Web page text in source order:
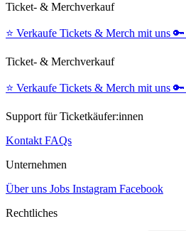
Ticket- & Merchverkauf
⭐️ Verkaufe Tickets & Merch mit uns 🔑
Ticket- & Merchverkauf
⭐️ Verkaufe Tickets & Merch mit uns 🔑
Support für Ticketkäufer:innen
Kontakt FAQs
Unternehmen
Über uns Jobs Instagram Facebook
Rechtliches